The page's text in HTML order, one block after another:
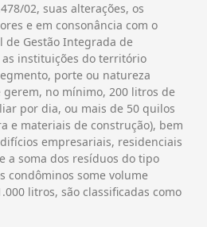
02, suas alterações, os
e em consonância com o
de Gestão Integrada de
as instituições do território
porte ou natureza
no mínimo, 200 litros de
por dia, ou mais de 50 quilos
e materiais de construção), bem
empresariais, residenciais
a soma dos resíduos do tipo
condôminos some volume
litros, são classificadas como